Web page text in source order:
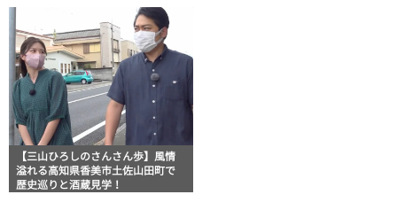
【三山ひろしのさんさん歩】風情
溢れる高知県香美市土佐山田町で
歴史巡りと酒蔵見学！